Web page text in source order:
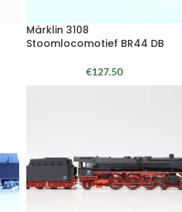
Märklin 3108
Stoomlocomotief BR44 DB
€127.50